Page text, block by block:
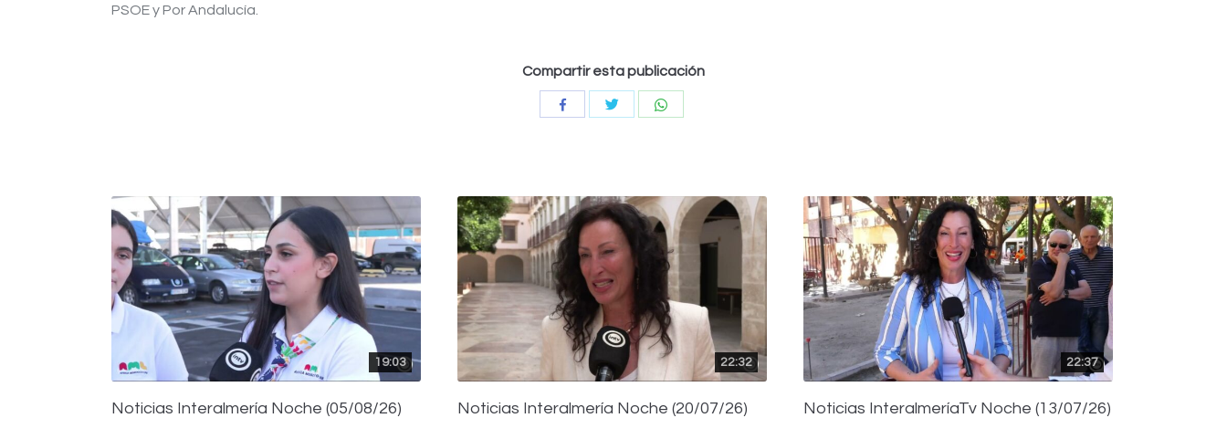
PSOE y Por Andalucía.
Compartir esta publicación
CompartirCompartir
19:03
Noticias Interalmería Noche (05/08/26)
22:32
Noticias Interalmería Noche (20/07/26)
22:37
Noticias InteralmeríaTv Noche (13/07/26)